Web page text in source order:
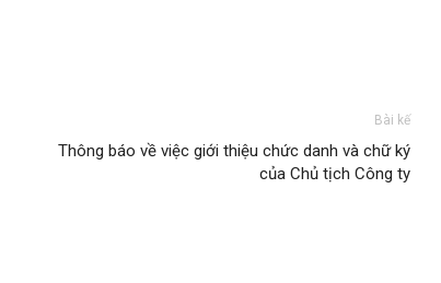
Bài kế
Thông báo về việc giới thiệu chức danh và chữ ký
của Chủ tịch Công ty